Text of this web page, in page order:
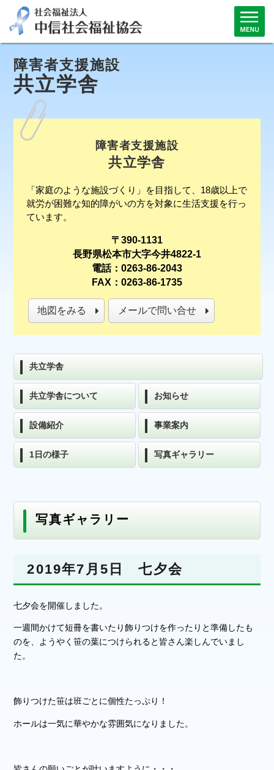
障害者支援施設
共立学舎
障害者支援施設
共立学舎
「家庭のような施設づくり」を目指して、18歳以上で
就労が困難な知的障がいの方を対象に生活支援を行っ
ています。
〒390-1131
長野県松本市大字今井4822-1
電話：0263-86-2043
FAX：0263-86-1735
地図をみる メールで問い合せ
共立学舎
共立学舎について お知らせ
設備紹介 事業案内
1日の様子 写真ギャラリー
写真ギャラリー
2019年7月5日 七夕会
七夕会を開催しました。
一週間かけて短冊を書いたり飾りつけを作ったりと準備したも
のを、ようやく笹の葉につけられると皆さん楽しんでいまし
た。
飾りつけた笹は班ごとに個性たっぷり！
ホールは一気に華やかな雰囲気になりました。